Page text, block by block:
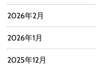
2026年2月
2026年1月
2025年12月